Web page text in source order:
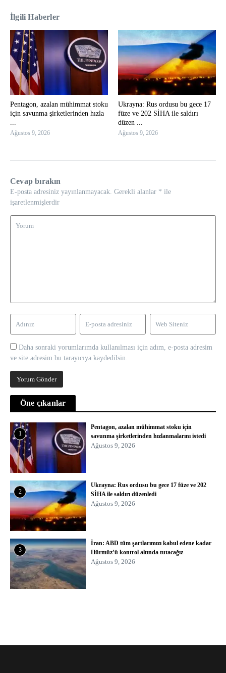
İlgili Haberler
Pentagon, azalan mühimmat stoku
için savunma şirketlerinden hızla
...
Ağustos 9, 2026
Ukrayna: Rus ordusu bu gece 17
füze ve 202 SİHA ile saldırı
düzen ...
Ağustos 9, 2026
Cevap bırakın
E-posta adresiniz yayınlanmayacak. Gerekli alanlar * ile
işaretlenmişlerdir
Daha sonraki yorumlarımda kullanılması için adım, e-posta adresim
ve site adresim bu tarayıcıya kaydedilsin.
Öne çıkanlar
1
Pentagon, azalan mühimmat stoku için
savunma şirketlerinden hızlanmalarını istedi
Ağustos 9, 2026
2
Ukrayna: Rus ordusu bu gece 17 füze ve 202
SİHA ile saldırı düzenledi
Ağustos 9, 2026
3
İran: ABD tüm şartlarımızı kabul edene kadar
Hürmüz’ü kontrol altında tutacağız
Ağustos 9, 2026